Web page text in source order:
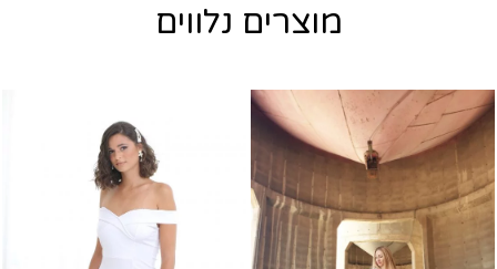
מוצרים נלווים